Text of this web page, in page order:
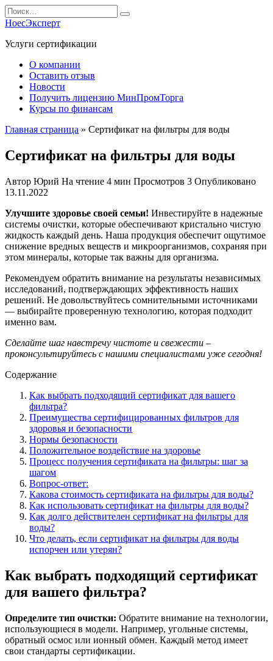
Перейти
к
содержанию
Search
for:
НоесЭксперт
Услуги сертификации
О компании
Оставить отзыв
Новости
Получить лицензию МинПромТорга
Курсы по финансам
Главная страница » Сертификат на фильтры для воды
Сертификат на фильтры для воды
Автор Юрий На чтение 4 мин Просмотров 3 Опубликовано
13.11.2022
Улучшите здоровье своей семьи! Инвестируйте в надежные
системы очистки, которые обеспечивают кристально чистую
жидкость каждый день. Наша продукция обеспечит ощутимое
снижение вредных веществ и микроорганизмов, сохраняя при
этом минералы, которые так важны для организма.
Рекомендуем обратить внимание на результаты независимых
исследований, подтверждающих эффективность наших
решений. Не довольствуйтесь сомнительными источниками
— выбирайте проверенную технологию, которая подходит
именно вам.
Сделайте шаг навстречу чистоте и свежести –
проконсультируйтесь с нашими специалистами уже сегодня!
Содержание
Как выбрать подходящий сертификат для вашего
фильтра?
Преимущества сертифицированных фильтров для
здоровья и безопасности
Нормы безопасности
Положительное воздействие на здоровье
Процесс получения сертификата на фильтры: шаг за
шагом
Вопрос-ответ:
Какова стоимость сертификата на фильтры для воды?
Как использовать сертификат на фильтры для воды?
Как долго действителен сертификат на фильтры для
воды?
Что делать, если сертификат на фильтры для воды
испорчен или утерян?
Как выбрать подходящий сертификат
для вашего фильтра?
Определите тип очистки: Обратите внимание на технологии,
использующиеся в модели. Например, угольные системы,
обратный осмос или ионный обмен. Каждый метод имеет
свои стандарты сертификации.